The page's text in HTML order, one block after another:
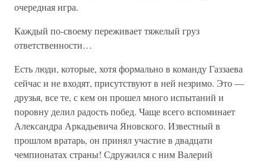
очередная игра.
Каждый по-своему переживает тяжелый груз
ответственности…
Есть люди, которые, хотя формально в команду Газзаева
сейчас и не входят, присутствуют в ней незримо. Это —
друзья, все те, с кем он прошел много испытаний и
поровну делил радость побед. Чаще всего вспоминает
Александра Аркадьевича Яновского. Известный в
прошлом вратарь, он принял участие в двадцати
чемпионатах страны! Сдружился с ним Валерий